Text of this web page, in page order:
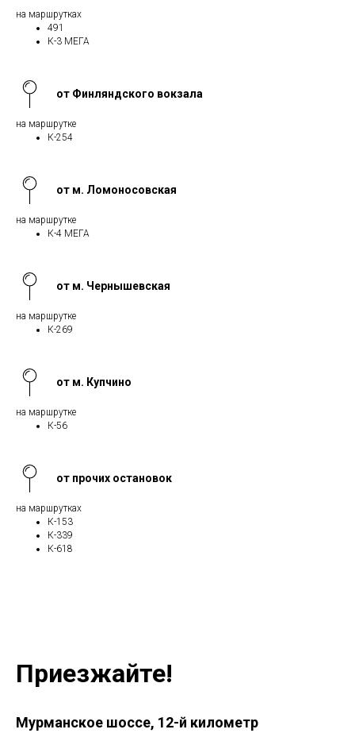
на маршрутках
491
К-3 МЕГА
от Финляндского вокзала
на маршрутке
К-254
от м. Ломоносовская
на маршрутке
К-4 МЕГА
от м. Чернышевская
на маршрутке
К-269
от м. Купчино
на маршрутке
К-56
от прочих остановок
на маршрутках
К-153
К-339
К-618
Приезжайте!
Мурманское шоссе, 12-й километр